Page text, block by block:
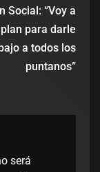
Social: “Voy a
para darle
a todos los
puntanos”
será